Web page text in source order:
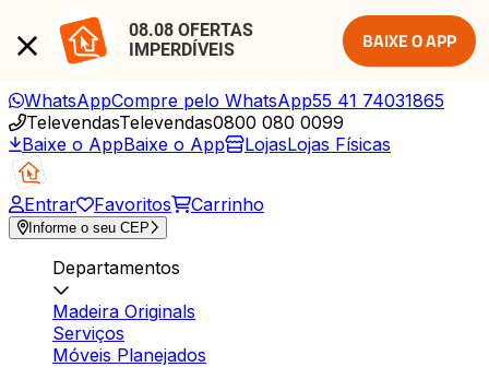
08.08 OFERTAS
IMPERDÍVEIS
BAIXE O APP
WhatsAppCompre pelo WhatsApp55 41 74031865
TelevendasTelevendas0800 080 0099
Baixe o AppBaixe o App LojasLojas Físicas
Entrar Favoritos Carrinho
Informe o seu CEP
Departamentos
Madeira Originals
Serviços
Móveis Planejados